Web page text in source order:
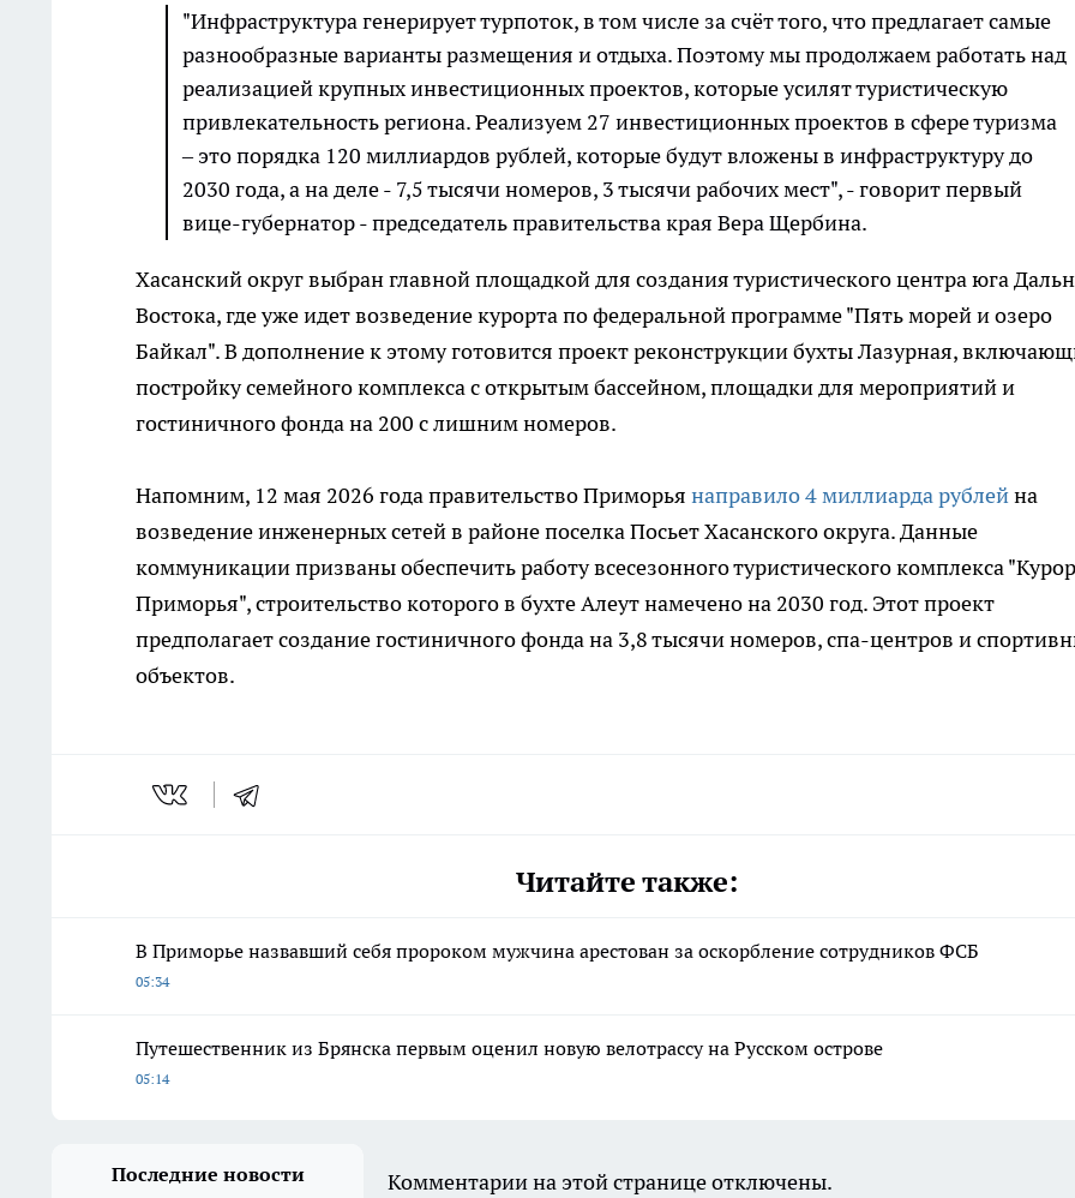
"Инфраструктура генерирует турпоток, в том числе за счёт того, что предлагает самые
разнообразные варианты размещения и отдыха. Поэтому мы продолжаем работать над
реализацией крупных инвестиционных проектов, которые усилят туристическую
привлекательность региона. Реализуем 27 инвестиционных проектов в сфере туризма
‒ это порядка 120 миллиардов рублей, которые будут вложены в инфраструктуру до
2030 года, а на деле - 7,5 тысячи номеров, 3 тысячи рабочих мест", - говорит первый
вице-губернатор - председатель правительства края Вера Щербина.
Хасанский округ выбран главной площадкой для создания туристического центра юга
Востока, где уже идет возведение курорта по федеральной программе "Пять морей и озеро
Байкал". В дополнение к этому готовится проект реконструкции бухты Лазурная,
постройку семейного комплекса с открытым бассейном, площадки для мероприятий и
гостиничного фонда на 200 с лишним номеров.
Напомним, 12 мая 2026 года правительство Приморья направило 4 миллиарда рублейна
возведение инженерных сетей в районе поселка Посьет Хасанского округа. Данные
коммуникации призваны обеспечить работу всесезонного туристического комплекса
Приморья", строительство которого в бухте Алеут намечено на 2030 год. Этот проект
предполагает создание гостиничного фонда на 3,8 тысячи номеров, спа-центров и
объектов.
Читайте также:
В Приморье назвавший себя пророком мужчина арестован за оскорбление сотрудников ФСБ
05:34
Путешественник из Брянска первым оценил новую велотрассу на Русском острове
05:14
Последние новости Комментарии на этой странице отключены.